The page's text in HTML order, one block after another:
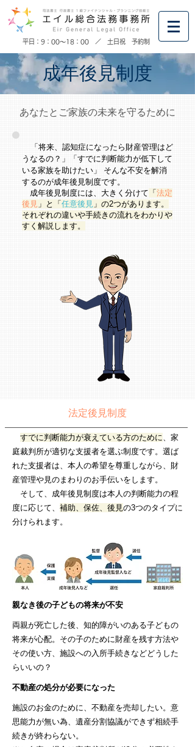
​平日：9：00～18：00 ／ 土日祝 予約制
成年後見制度
あなたとご家族の未来を守るために
「将来、認知症になったら財産管理はど
うなるの？」「すでに判断能力が低下して
いる家族を助けたい」 そんな不安を解消
するのが成年後見制度です。
成年後見制度には、大きく分けて 「 法定
後見 」と 「 任意後見 」の2つがあります。
それぞれの違いや手続きの流れをわかりや
すく解説します。
法定後見制度
すでに判断能力が衰えている方のために、家
庭裁判所が適切な支援者を選ぶ制度です。選ば
れた支援者は、本人の希望を尊重しながら、財
産管理や見のまわりのお手伝いをします。
そして、成年後見制度は本人の判断能力の程
度に応じて、 補助、保佐、後見の3つのタイプに
分けられます。
親なき後の子どもの将来が不安
両親が死亡した後、知的障がいのある子どもの
将来が心配。その子のために財産を残す方法や
その使い方、施設への入所手続きなどどうした
らいいの？
不動産の処分が必要になった
施設のお金のために、不動産を売却したい。意
思能力が無い為、遺産分割協議ができず相続手
続きが終わらない。